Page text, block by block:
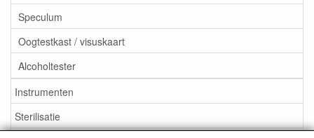
Speculum
Oogtestkast / visuskaart
Alcoholtester
Instrumenten
Sterilisatie